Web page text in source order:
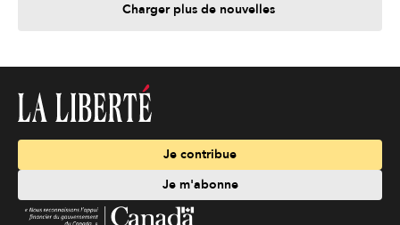
Charger plus de nouvelles
Je contribue
Je m'abonne